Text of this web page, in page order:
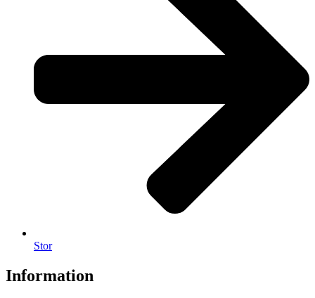
Stor
Information